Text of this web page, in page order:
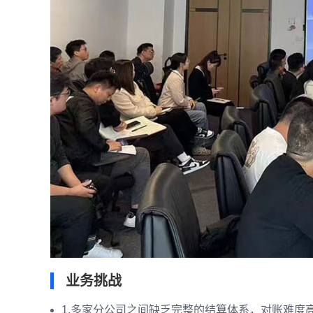
业务挑战
1.多家分公司之间缺乏完整的结算体系，对账难度